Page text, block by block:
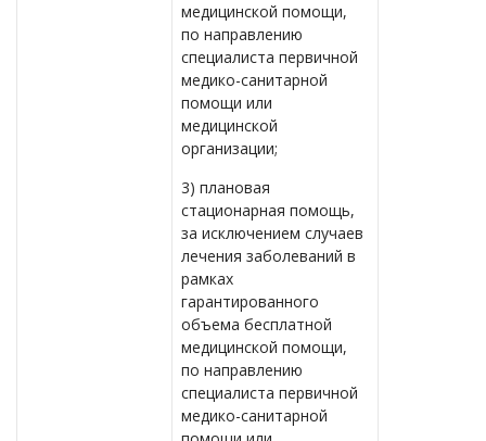
медицинской помощи,
по направлению
специалиста первичной
медико-санитарной
помощи или
медицинской
организации;
3) плановая
стационарная помощь,
за исключением случаев
лечения заболеваний в
рамках
гарантированного
объема бесплатной
медицинской помощи,
по направлению
специалиста первичной
медико-санитарной